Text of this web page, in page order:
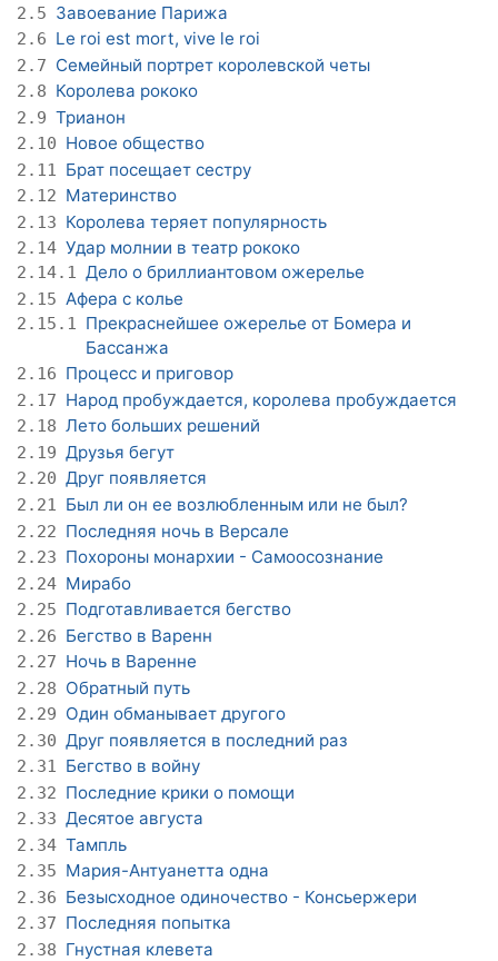
2.5 Завоевание Парижа
2.6 Le roi est mort, vive le roi
2.7 Семейный портрет королевской четы
2.8 Королева рококо
2.9 Трианон
2.10 Новое общество
2.11 Брат посещает сестру
2.12 Материнство
2.13 Королева теряет популярность
2.14 Удар молнии в театр рококо
2.14.1 Дело о бриллиантовом ожерелье
2.15 Афера с колье
2.15.1 Прекраснейшее ожерелье от Бомера и
Бассанжа
2.16 Процесс и приговор
2.17 Народ пробуждается, королева пробуждается
2.18 Лето больших решений
2.19 Друзья бегут
2.20 Друг появляется
2.21 Был ли он ее возлюбленным или не был?
2.22 Последняя ночь в Версале
2.23 Похороны монархии - Самоосознание
2.24 Мирабо
2.25 Подготавливается бегство
2.26 Бегство в Варенн
2.27 Ночь в Варенне
2.28 Обратный путь
2.29 Один обманывает другого
2.30 Друг появляется в последний раз
2.31 Бегство в войну
2.32 Последние крики о помощи
2.33 Десятое августа
2.34 Тампль
2.35 Мария-Антуанетта одна
2.36 Безысходное одиночество - Консьержери
2.37 Последняя попытка
2.38 Гнустная клевета